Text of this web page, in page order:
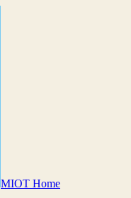
MIOT Home